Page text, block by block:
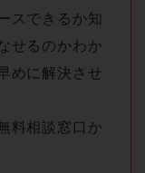
スできるか知
せるのかわか
めに解決させ
料相談窓口か